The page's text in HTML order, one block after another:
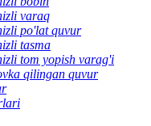
varaq
po'lat quvur
tasma
tom yopish varag'i
qilingan quvur